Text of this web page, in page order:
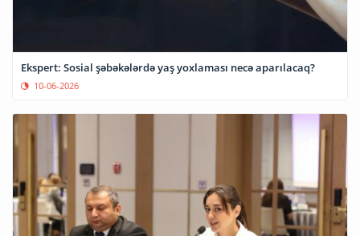
Ekspert: Sosial şəbəkələrdə yaş yoxlaması necə aparılacaq?
10-06-2026